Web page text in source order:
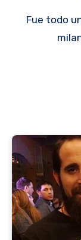
Fue todo un éxito la presentación de la mejor